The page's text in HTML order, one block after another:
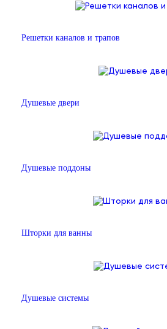
Решетки каналов и трапов
Душевые двери
Душевые поддоны
Шторки для ванны
Душевые системы